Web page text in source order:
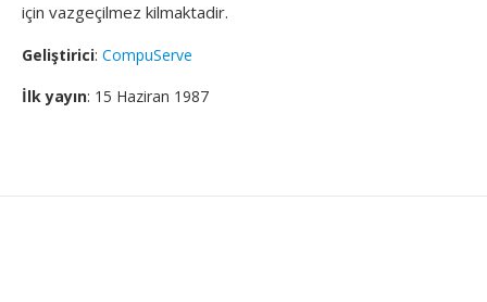
için vazgeçilmez kilmaktadir.
Geliştirici: CompuServe
İlk yayın: 15 Haziran 1987